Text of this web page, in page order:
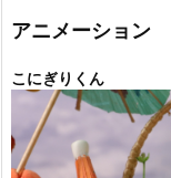
ー
アニメーション
こにぎりくん